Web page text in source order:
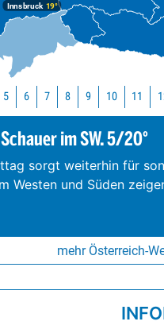
Innsbruck19°
5 6 7 8 9 10 11
im SW. 5/20°
sorgt weiterhin für
Westen und Süden
mehr Österreich-